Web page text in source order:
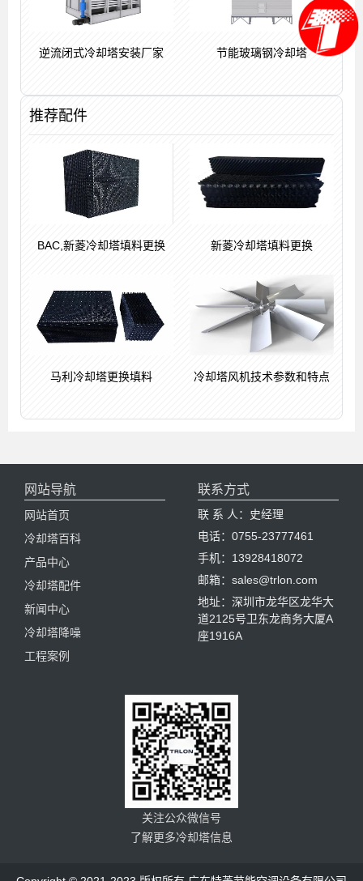
逆流闭式冷却塔安装厂家 节能玻璃钢冷却塔
推荐配件
BAC,新菱冷却塔填料更换 新菱冷却塔填料更换
马利冷却塔更换填料 冷却塔风机技术参数和特点
网站导航
网站首页
冷却塔百科
产品中心
冷却塔配件
新闻中心
冷却塔降噪
工程案例
联系方式
联 系 人：史经理
电话：0755-23777461
手机：13928418072
邮箱：sales@trlon.com
地址：深圳市龙华区龙华大
道2125号卫东龙商务大厦A
座1916A
关注公众微信号
了解更多冷却塔信息